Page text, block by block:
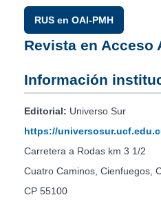
RUS en OAI-PMH
Revista en Acceso
Información
Editorial: Universo Sur
https://
Carretera a Rodas km 3 1/2
Cuatro Caminos, Cienfuegos,
CP 55100